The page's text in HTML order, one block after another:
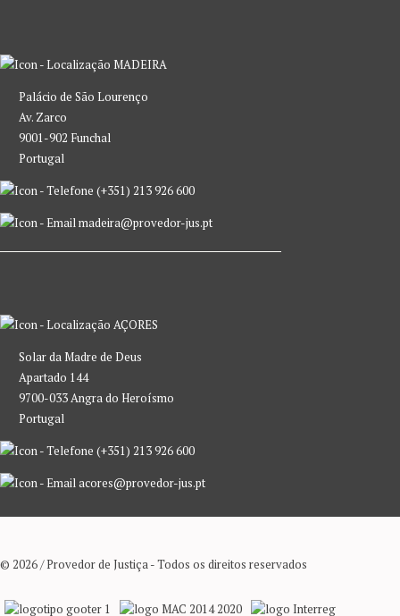
MADEIRA
Palácio de São Lourenço
Av. Zarco
9001-902 Funchal
Portugal
(+351) 213 926 600
madeira@provedor-jus.pt
AÇORES
Solar da Madre de Deus
Apartado 144
9700-033 Angra do Heroísmo
Portugal
(+351) 213 926 600
acores@provedor-jus.pt
© 2026 / Provedor de Justiça - Todos os direitos reservados